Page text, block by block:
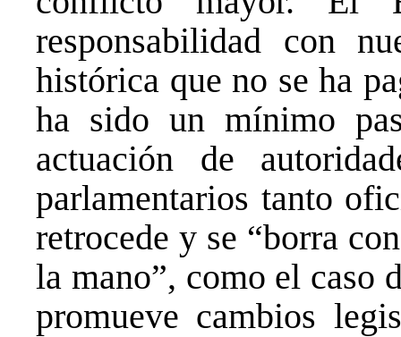
responsabilidad con
histórica que no se ha
ha sido un mínimo
actuación de
parlamentarios tanto
retrocede y se “borra
la mano”, como el caso
promueve cambios